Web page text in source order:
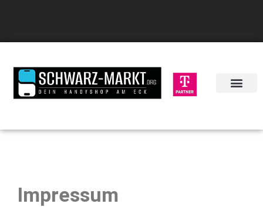
Impressum